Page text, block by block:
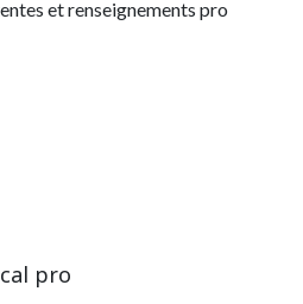
et renseignements pro
pro